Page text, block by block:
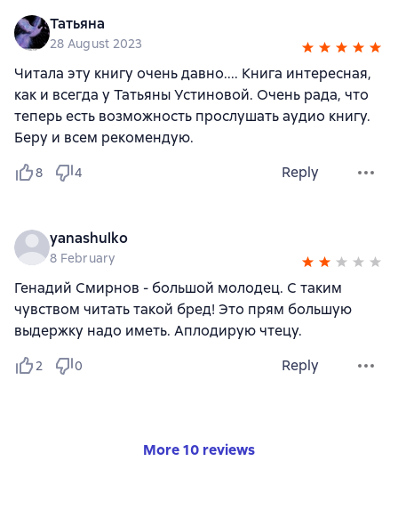
Татьяна
28 August 2023
Читала эту книгу очень давно.... Книга интересная,
как и всегда у Татьяны Устиновой. Очень рада, что
теперь есть возможность прослушать аудио книгу.
Беру и всем рекомендую.
8 4 Reply
yanashulko
8 February
Генадий Смирнов - большой молодец. С таким
чувством читать такой бред! Это прям большую
выдержку надо иметь. Аплодирую чтецу.
2 0 Reply
More 10 reviews